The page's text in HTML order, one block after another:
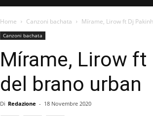
Home Canzoni bachata Mírame, Lirow ft Dj
Canzoni bachata
Mírame, Lirow
del brano urban
Di Redazione - 18 Novembre 2020